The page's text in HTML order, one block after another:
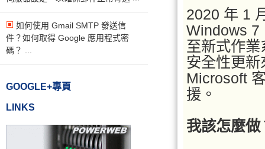
如何使用 Gmail SMTP 發送信
件？如何取得 Google 應用程式密
碼？ ...
GOOGLE+專頁
LINKS
2020 年 1
Windows 7
至新式作
安全性更
Microsoft
援。
我該怎麼做